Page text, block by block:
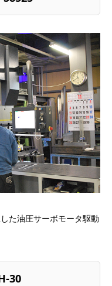
た油圧サーボモータ駆動
30